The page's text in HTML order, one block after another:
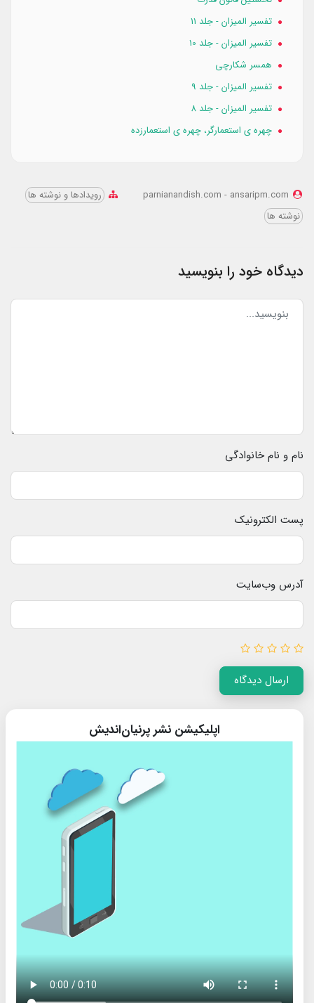
تفسیر المیزان - جلد 11
تفسیر المیزان - جلد 10
همسر شكارچي
تفسیر المیزان - جلد 9
تفسیر المیزان - جلد 8
چهره‌ ی استعمارگر، چهره‌ ی استعمار‌‌‌‌زده
parnianandish.com - ansaripm.com
رویدادها و نوشته‌ ها
نوشته ها
دیدگاه خود را بنویسید
نام و نام خانوادگی
پست الکترونیک
آدرس وب‌سایت
ارسال دیدگاه
اپلیکیشن نشر پرنیان‌اندیش